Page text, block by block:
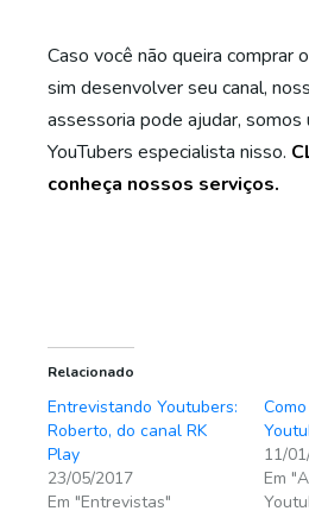
Caso você não queira comprar
sim desenvolver seu canal,
assessoria pode ajudar, somos
YouTubers especialista nisso.
conheça nossos serviços.
Relacionado
Entrevistando Youtubers:
Roberto, do canal RK
Play
23/05/2017
Em "Entrevistas"
11/
Em